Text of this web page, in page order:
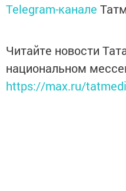
Telegram-канале
Читайте новости
национальном
https://max.ru/